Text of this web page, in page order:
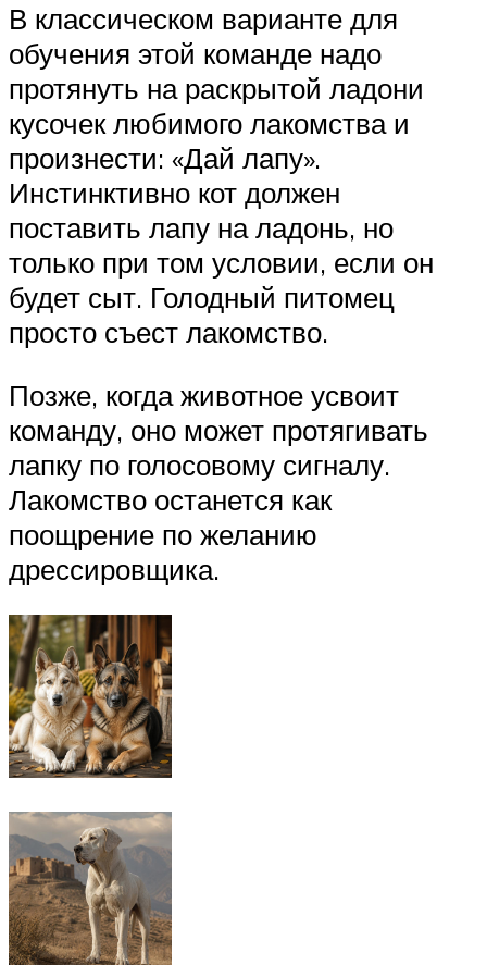
В классическом варианте для
обучения этой команде надо
протянуть на раскрытой ладони
кусочек любимого лакомства и
произнести: «Дай лапу».
Инстинктивно кот должен
поставить лапу на ладонь, но
только при том условии, если он
будет сыт. Голодный питомец
просто съест лакомство.
Позже, когда животное усвоит
команду, оно может протягивать
лапку по голосовому сигналу.
Лакомство останется как
поощрение по желанию
дрессировщика.